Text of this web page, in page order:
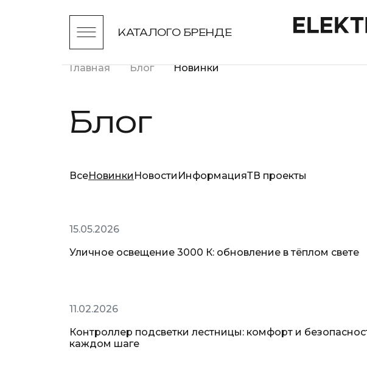
КАТАЛОГО БРЕНДЕ
Главная Блог Новинки
Блог
ВсеНовинки Новости ИнформацияТВ проекты
15.05.2026
Уличное освещение 3000 К: обновление в тёплом свете
11.02.2026
Контроллер подсветки лестницы: комфорт и
каждом шаге